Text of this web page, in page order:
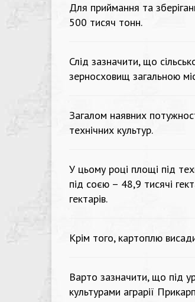
Для приймання та
500 тисяч тонн.
Слід зазначити, що
зерносховищ загальною
Загалом наявних
технічних культур.
У цьому році площі під
під соєю – 48,9 тисячі
гектарів.
Крім того, картоплю
Варто зазначити, що під
культурами аграрії